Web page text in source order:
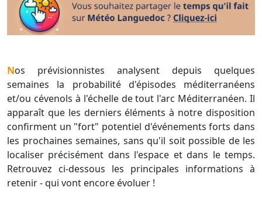
Nos prévisionnistes analysent depuis quelques
semaines la probabilité d'épisodes méditerranéens
et/ou cévenols à l'échelle de tout l'arc Méditerranéen. Il
apparaît que les derniers éléments à notre disposition
confirment un "fort" potentiel d'événements forts dans
les prochaines semaines, sans qu'il soit possible de les
localiser précisément dans l'espace et dans le temps.
Retrouvez ci-dessous les principales informations à
retenir - qui vont encore évoluer !